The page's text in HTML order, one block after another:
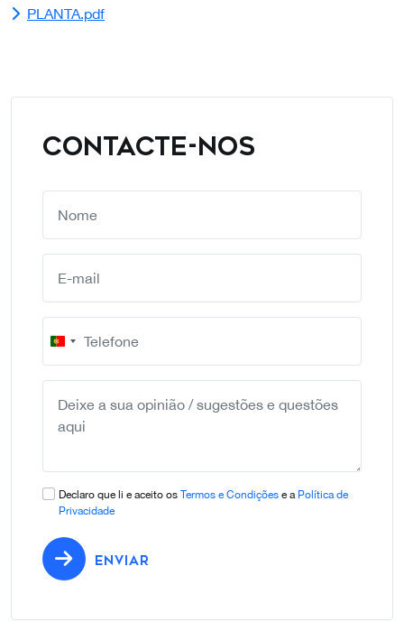
PLANTA.pdf
CONTACTE-NOS
Portugal
+351
Declaro que li e aceito os Termos e Condições e a Política de
Privacidade
ENVIAR